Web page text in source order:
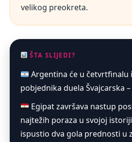
velikog preokreta.
ŠTA SLIJEDI?
Argentina će u
pobjednika duela Švajcarska
Egipat završava nastup
najtežih poraza u svojoj
ispustio dva gola prednosti u